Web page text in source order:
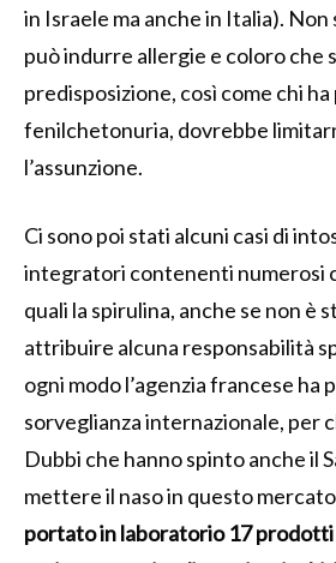
in Israele ma anche in Italia). Non
può indurre allergie e coloro che
predisposizione, così come chi
fenilchetonuria, dovrebbe
l’assunzione.
Ci sono poi stati alcuni casi di
integratori contenenti numerosi
quali la spirulina, anche se non è
attribuire alcuna responsabilità
ogni modo l’agenzia francese ha
sorveglianza internazionale, per
Dubbi che hanno spinto anche il
mettere il naso in questo
portato in laboratorio 17 prodotti